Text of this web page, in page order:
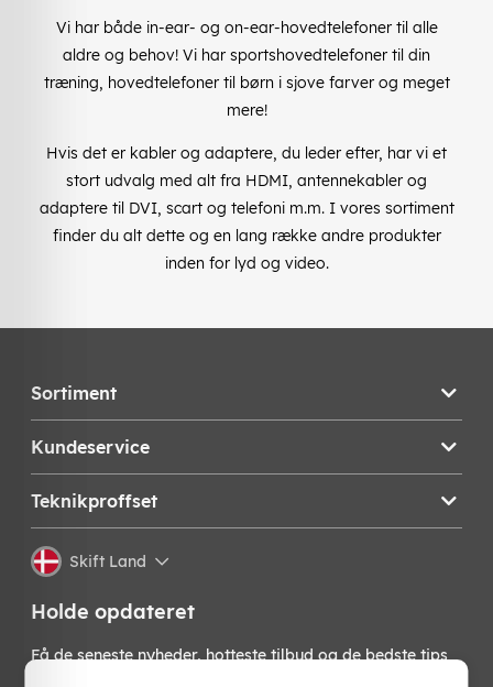
Vi har både in-ear- og on-ear-hovedtelefoner til alle
aldre og behov! Vi har sportshovedtelefoner til din
træning, hovedtelefoner til børn i sjove farver og meget
mere!
Hvis det er kabler og adaptere, du leder efter, har vi et
stort udvalg med alt fra HDMI, antennekabler og
adaptere til DVI, scart og telefoni m.m. I vores sortiment
finder du alt dette og en lang række andre produkter
inden for lyd og video.
Sortiment
Kundeservice
Teknikproffset
Skift Land
Holde opdateret
Få de seneste nyheder, hotteste tilbud og de bedste tips